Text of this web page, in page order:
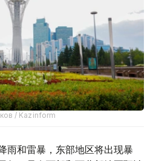
/ Kazinform
雨和雷暴，东部地区将出现暴